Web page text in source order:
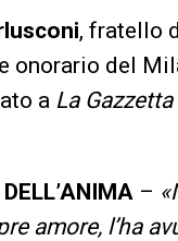
, fratello
onorario del
a La
–
amore, l’ha